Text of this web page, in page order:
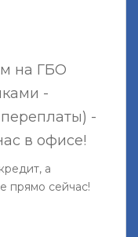
на ГБО
-
-
в офисе!
а
прямо сейчас!